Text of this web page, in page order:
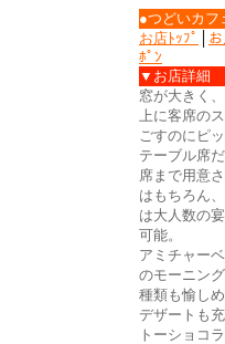
●つどいカ
お店ﾄｯﾌﾟ
ﾎﾟﾝ
▼お店詳細
窓が大きく
上に客席の
ごすのにピ
テーブル席
席まで用意
はもちろん
は大人数の
可能。
アミチャー
のモーニン
種類も愉し
デザートも
トーショコ